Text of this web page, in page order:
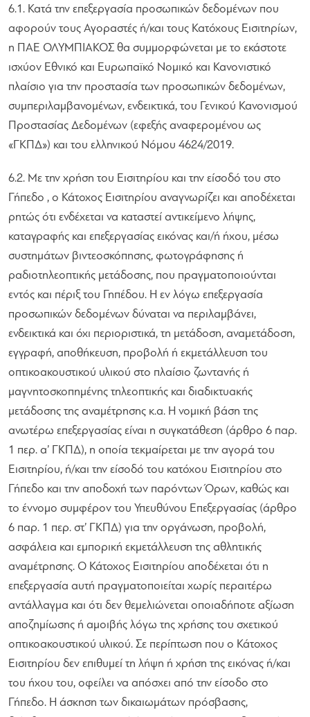
6.1. Κατά την επεξεργασία προσωπικών δεδομένων που
αφορούν τους Αγοραστές ή/και τους Κατόχους Εισιτηρίων,
η ΠΑΕ ΟΛΥΜΠΙΑΚΟΣ θα συμμορφώνεται με το εκάστοτε
ισχύον Εθνικό και Ευρωπαϊκό Νομικό και Κανονιστικό
πλαίσιο για την προστασία των προσωπικών δεδομένων,
συμπεριλαμβανομένων, ενδεικτικά, του Γενικού Κανονισμού
Προστασίας Δεδομένων (εφεξής αναφερομένου ως
«ΓΚΠΔ») και του ελληνικού Νόμου 4624/2019.
6.2. Με την χρήση του Εισιτηρίου και την είσοδό του στο
Γήπεδο , ο Κάτοχος Εισιτηρίου αναγνωρίζει και αποδέχεται
ρητώς ότι ενδέχεται να καταστεί αντικείμενο λήψης,
καταγραφής και επεξεργασίας εικόνας και/ή ήχου, μέσω
συστημάτων βιντεοσκόπησης, φωτογράφησης ή
ραδιοτηλεοπτικής μετάδοσης, που πραγματοποιούνται
εντός και πέριξ του Γηπέδου. Η εν λόγω επεξεργασία
προσωπικών δεδομένων δύναται να περιλαμβάνει,
ενδεικτικά και όχι περιοριστικά, τη μετάδοση, αναμετάδοση,
εγγραφή, αποθήκευση, προβολή ή εκμετάλλευση του
οπτικοακουστικού υλικού στο πλαίσιο ζωντανής ή
μαγνητοσκοπημένης τηλεοπτικής και διαδικτυακής
μετάδοσης της αναμέτρησης κ.α. Η νομική βάση της
ανωτέρω επεξεργασίας είναι η συγκατάθεση (άρθρο 6 παρ.
1 περ. α’ ΓΚΠΔ), η οποία τεκμαίρεται με την αγορά του
Εισιτηρίου, ή/και την είσοδό του κατόχου Εισιτηρίου στο
Γήπεδο και την αποδοχή των παρόντων Όρων, καθώς και
το έννομο συμφέρον του Υπευθύνου Επεξεργασίας (άρθρο
6 παρ. 1 περ. στ’ ΓΚΠΔ) για την οργάνωση, προβολή,
ασφάλεια και εμπορική εκμετάλλευση της αθλητικής
αναμέτρησης. Ο Κάτοχος Εισιτηρίου αποδέχεται ότι η
επεξεργασία αυτή πραγματοποιείται χωρίς περαιτέρω
αντάλλαγμα και ότι δεν θεμελιώνεται οποιαδήποτε αξίωση
αποζημίωσης ή αμοιβής λόγω της χρήσης του σχετικού
οπτικοακουστικού υλικού. Σε περίπτωση που ο Κάτοχος
Εισιτηρίου δεν επιθυμεί τη λήψη ή χρήση της εικόνας ή/και
του ήχου του, οφείλει να απόσχει από την είσοδο στο
Γήπεδο. Η άσκηση των δικαιωμάτων πρόσβασης,